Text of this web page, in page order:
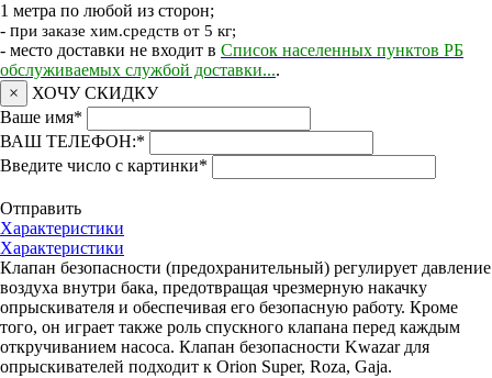
1 метра по любой из сторон;
- при заказе хим.средств от 5 кг;
- место доставки не входит в Список населенных пунктов РБ
обслуживаемых службой доставки....
×
ХОЧУ СКИДКУ
Ваше имя*
ВАШ ТЕЛЕФОН:*
Введите число с картинки*
Отправить
Характеристики
Характеристики
Клапан безопасности (предохранительный) регулирует давление
воздуха внутри бака, предотвращая чрезмерную накачку
опрыскивателя и обеспечивая его безопасную работу. Кроме
того, он играет также роль спускного клапана перед каждым
откручиванием насоса. Клапан безопасности Kwazar для
опрыскивателей подходит к Orion Super, Roza, Gaja.